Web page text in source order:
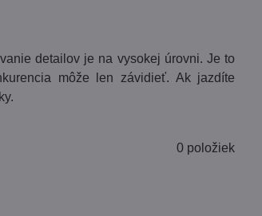
detailov je na vysokej úrovni. Je to
môže len závidieť. Ak jazdíte
0 položiek